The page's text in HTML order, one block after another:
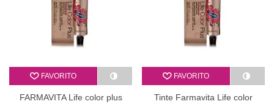
FAVORITO
FARMAVITA Life color plus
FAVORITO
Tinte Farmavita Life color